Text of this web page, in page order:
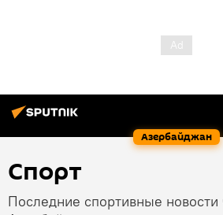
Азербайджан
Спорт
Последние спортивные новости